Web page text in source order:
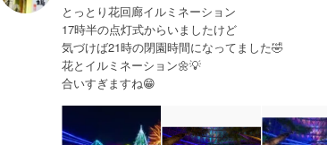
とっとり花回廊イルミネーション
17時半の点灯式からいましたけど
気づけば21時の閉園時間になってました🤣
花とイルミネーション🌼💡
合いすぎますね😁